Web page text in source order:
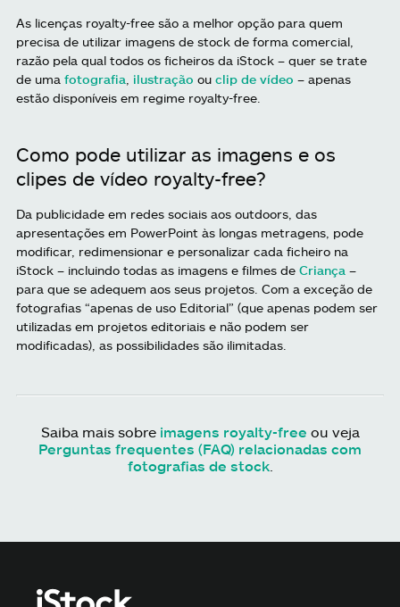
As licenças royalty-free são a melhor opção para quem
precisa de utilizar imagens de stock de forma comercial,
razão pela qual todos os ficheiros da iStock – quer se trate
de uma fotografia ilustração ou clip de vídeo – apenas
estão disponíveis em regime royalty-free.
Como pode utilizar as imagens e os
clipes de vídeo royalty-free?
Da publicidade em redes sociais aos outdoors, das
apresentações em PowerPoint às longas metragens, pode
modificar, redimensionar e personalizar cada ficheiro na
iStock – incluindo todas as imagens e filmes de Criança –
para que se adequem aos seus projetos. Com a exceção de
fotografias “apenas de uso Editorial” (que apenas podem ser
utilizadas em projetos editoriais e não podem ser
modificadas), as possibilidades são ilimitadas.
Saiba mais sobre imagens royalty-free ou veja
Perguntas frequentes (FAQ) relacionadas com
fotografias de stock.